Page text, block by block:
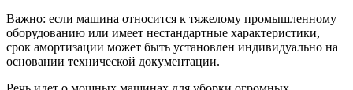
Важно: если машина относится к тяжелому промышленному
оборудованию или имеет нестандартные характеристики,
срок амортизации может быть установлен индивидуально на
основании технической документации.